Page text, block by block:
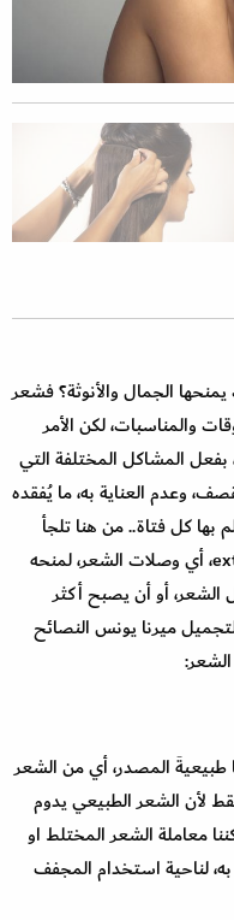
الجمال والأنوثة؟ فشعر
والمناسبات، لكن الأمر
المشاكل المختلفة التي
وعدم العناية به، ما يُفقده
بها كل فتاة.. من هنا تلجأ
الكثيرات إلى اعتماد ما يعرف بالـ ‏extentions، أي وصلات الشعر، لمنحه
الشعر، أو أن يصبح أكثر
ميرنا يونس النصائح
المصدر، أي من الشعر
لأن الشعر الطبيعي يدوم
معاملة الشعر المختلط او
لناحية استخدام المجفف